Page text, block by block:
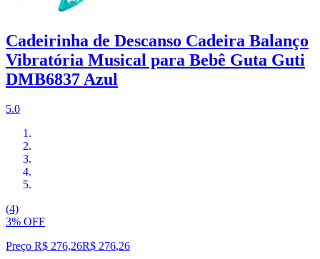
Cadeirinha de Descanso Cadeira Balanço
Vibratória Musical para Bebê Guta Guti
DMB6837 Azul
5.0
(4)
3% OFF
Preço R$ 276,26R$ 276,26